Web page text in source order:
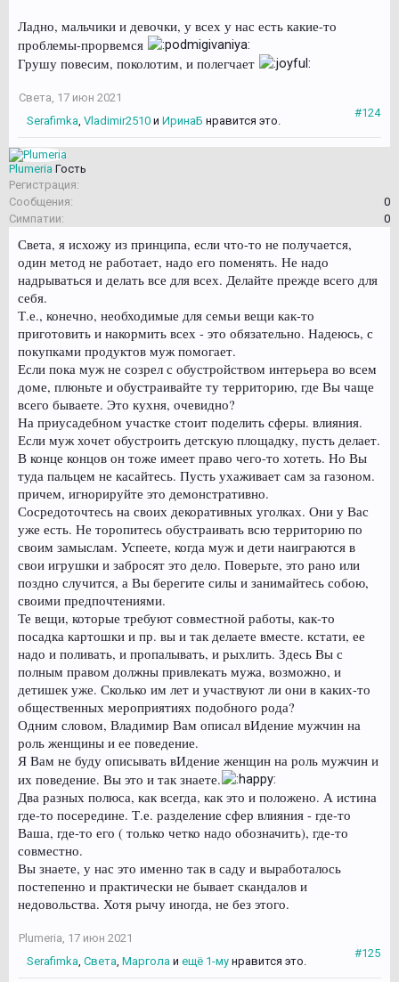
Ладно, мальчики и девочки, у всех у нас есть какие-то
проблемы-прорвемся
Грушу повесим, поколотим, и полегчает
Света 17 июн 2021
#124
Serafimka Vladimir2510 и ИринаБ нравится это.
Plumeria Гость
Регистрация:
Сообщения:
0
Симпатии:
0
Света, я исхожу из принципа, если что-то не получается,
один метод не работает, надо его поменять. Не надо
надрываться и делать все для всех. Делайте прежде всего для
себя.
Т.е., конечно, необходимые для семьи вещи как-то
приготовить и накормить всех - это обязательно. Надеюсь, с
покупками продуктов муж помогает.
Если пока муж не созрел с обустройством интерьера во всем
доме, плюньте и обустраивайте ту территорию, где Вы чаще
всего бываете. Это кухня, очевидно?
На приусадебном участке стоит поделить сферы. влияния.
Если муж хочет обустроить детскую площадку, пусть делает.
В конце концов он тоже имеет право чего-то хотеть. Но Вы
туда пальцем не касайтесь. Пусть ухаживает сам за газоном.
причем, игнорируйте это демонстративно.
Сосредоточтесь на своих декоративных уголках. Они у Вас
уже есть. Не торопитесь обустраивать всю территорию по
своим замыслам. Успеете, когда муж и дети наиграются в
свои игрушки и забросят это дело. Поверьте, это рано или
поздно случится, а Вы берегите силы и занимайтесь собою,
своими предпочтениями.
Те вещи, которые требуют совместной работы, как-то
посадка картошки и пр. вы и так делаете вместе. кстати, ее
надо и поливать, и пропалывать, и рыхлить. Здесь Вы с
полным правом должны привлекать мужа, возможно, и
детишек уже. Сколько им лет и участвуют ли они в каких-то
общественных мероприятиях подобного рода?
Одним словом, Владимир Вам описал вИдение мужчин на
роль женщины и ее поведение.
Я Вам не буду описывать вИдение женщин на роль мужчин и
их поведение. Вы это и так знаете.
Два разных полюса, как всегда, как это и положено. А истина
где-то посередине. Т.е. разделение сфер влияния - где-то
Ваша, где-то его ( только четко надо обозначить), где-то
совместно.
Вы знаете, у нас это именно так в саду и выработалось
постепенно и практически не бывает скандалов и
недовольства. Хотя рычу иногда, не без этого.
Plumeria 17 июн 2021
#125
Serafimka Света Маргола и ещё 1-му нравится это.